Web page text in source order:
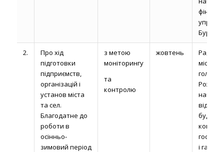
2.
Про хід
підготовки
підприємств,
організацій і
установ міста
та сел.
Благодатне до
роботи в
осінньо-
зимовий період
з метою
моніторингу
та
контролю
жовтень
Радник
голови
відділу
і